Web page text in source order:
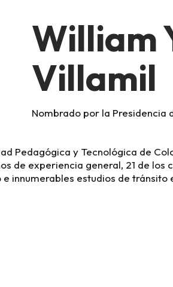
William
Villamil
Nombrado por la Presidencia
Pedagógica y Tecnológica de
de experiencia general, 21 de
innumerables estudios de tránsito